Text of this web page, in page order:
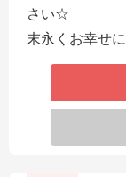
さい☆
末永くお幸せ